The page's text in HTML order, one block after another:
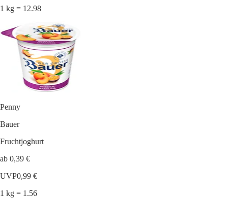
1 kg = 12.98
Penny
Bauer
Fruchtjoghurt
ab 0,39 €
UVP0,99 €
1 kg = 1.56